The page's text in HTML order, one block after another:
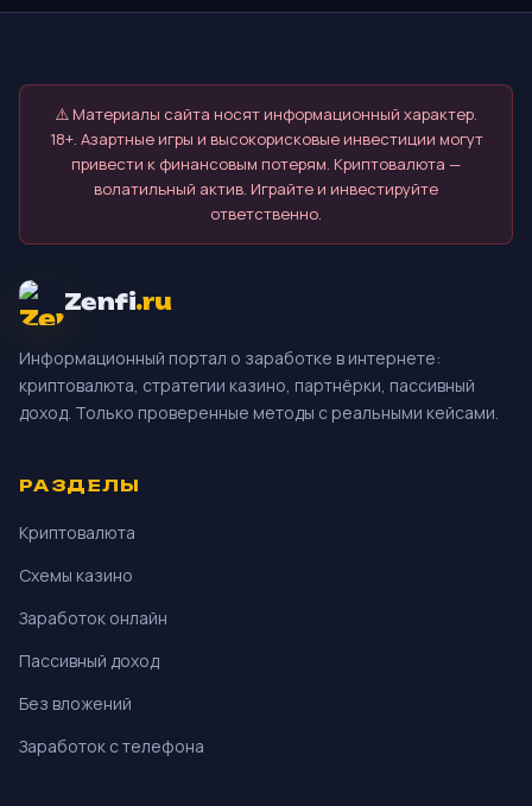
⚠️ Материалы сайта носят информационный характер.
18+. Азартные игры и высокорисковые инвестиции могут
привести к финансовым потерям. Криптовалюта —
волатильный актив. Играйте и инвестируйте
ответственно.
Zenfi.ru
Информационный портал о заработке в интернете:
криптовалюта, стратегии казино, партнёрки, пассивный
доход. Только проверенные методы с реальными кейсами.
РАЗДЕЛЫ
Криптовалюта
Схемы казино
Заработок онлайн
Пассивный доход
Без вложений
Заработок с телефона